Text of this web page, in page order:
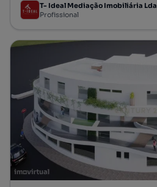
T- Ideal Mediação Imobiliária Lda
Profissional